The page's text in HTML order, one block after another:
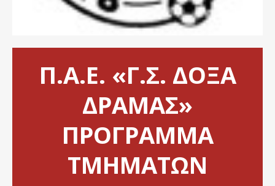
Π.Α.Ε. «Γ.Σ. ΔΟΞΑ
ΔΡΑΜΑΣ»
ΠΡΟΓΡΑΜΜΑ
ΤΜΗΜΑΤΩΝ